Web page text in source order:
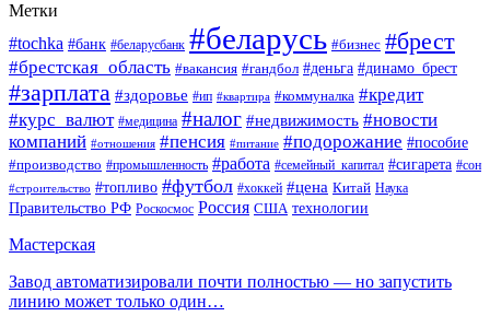
Метки
#tochka #банк #беларусбанк #беларусь #бизнес #брест
#брестская_область #вакансия #гандбол #деньга #динамо_брест
#зарплата #здоровье #ип #квартира #коммуналка #кредит
#курс_валют #медицина #налог #недвижимость #новости
компаний #отношения #пенсия #питание #подорожание #пособие
#производство #промышленность #работа #семейный_капитал #сигарета #сон
#строительство #топливо #футбол #хоккей #цена Китай Наука
Правительство РФ Роскосмос Россия США технологии
Мастерская
Завод автоматизировали почти полностью — но запустить
линию может только один…